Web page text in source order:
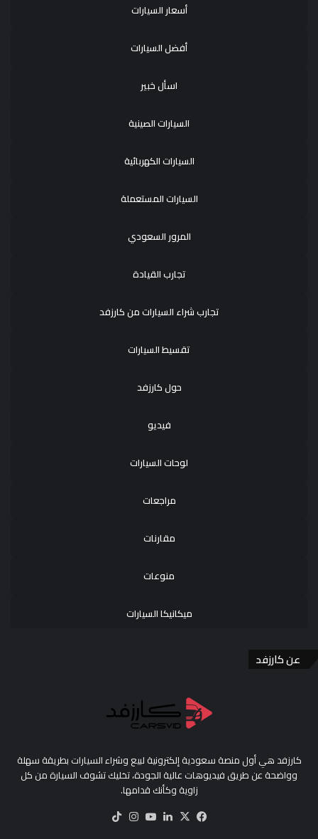
أسعار السيارات
أفضل السيارات
اسأل خبير
السيارات الصينية
السيارات الكهربائية
السيارات المستعملة
المرور السعودي
تجارب القيادة
تجارب شراء السيارات من كارزفد
تقسيط السيارات
حول كارزفد
فيديو
لوحات السيارات
مراجعات
مقارنات
منوعات
ميكانيكا السيارات
عن كارزفد
كارزفد هي أول منصة سعودية إلكترونية لبيع وشراء السيارات بطريقة سهلة
وواضحة عن طريق فيديوهات عالية الجودة، تخليك تشوف السيارة من كل
زاوية وكأنك قدامها.
فيسبوك
‫X لينكدإن‫YouTubeانستقرام